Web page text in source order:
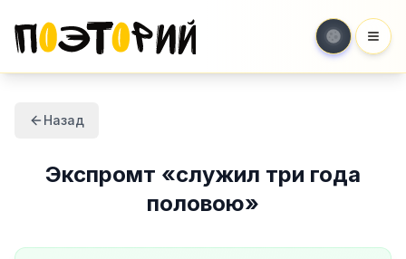
Назад
Экспромт «служил три года
половою»